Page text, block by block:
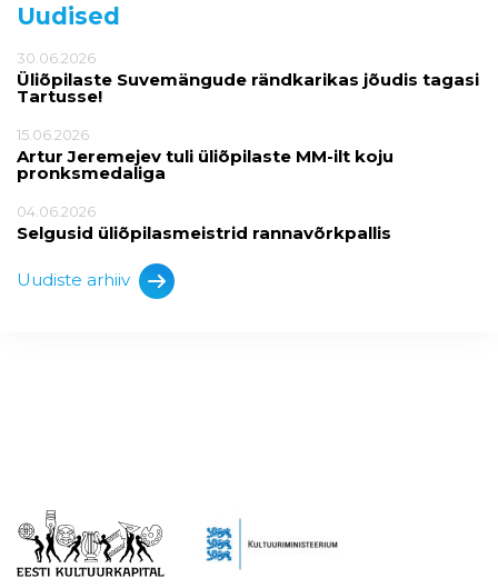
Uudised
30.06.2026
Üliõpilaste Suvemängude rändkarikas jõudis tagasi
Tartusse!
15.06.2026
Artur Jeremejev tuli üliõpilaste MM-ilt koju
pronksmedaliga
04.06.2026
Selgusid üliõpilasmeistrid rannavõrkpallis
Uudiste arhiiv